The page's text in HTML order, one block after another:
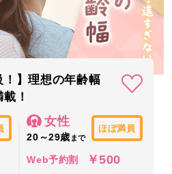
！】理想の年齢幅
！
女性
20～29歳 まで
ほぼ満員
Web予約割 ￥500